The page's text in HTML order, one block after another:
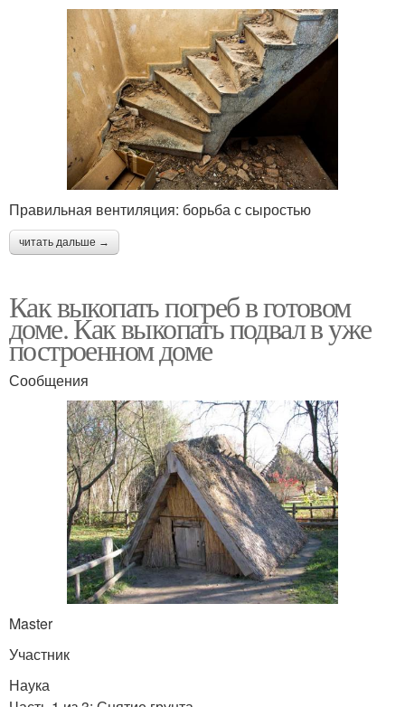
Правильная вентиляция: борьба с сыростью
читать дальше →
Как выкопать погреб в готовом
доме. Как выкопать подвал в уже
построенном доме
Сообщения
Master
Участник
Наука